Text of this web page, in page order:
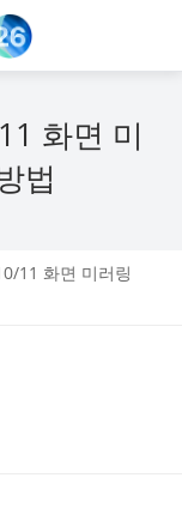
화면 미
법
11 화면 미러링